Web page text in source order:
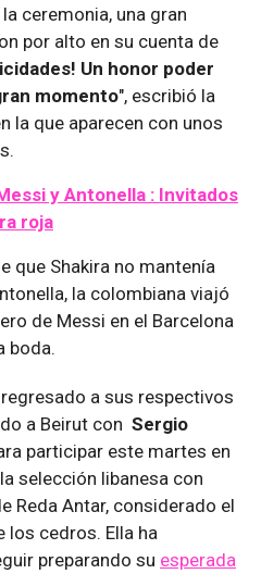
ceremonia, una gran
por alto en su cuenta de
Un honor poder
momento", escribió la
la que aparecen con unos
y Antonella : Invitados
roja
que Shakira no mantenía
la colombiana viajó
de Messi en el Barcelona
boda.
a sus respectivos
a Beirut con Sergio
participar este martes en
selección libanesa con
Reda Antar, considerado el
los cedros. Ella ha
preparando su esperada